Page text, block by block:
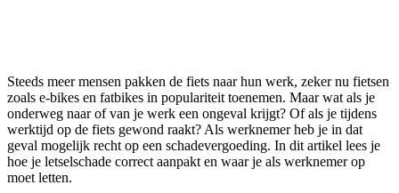
Steeds meer mensen pakken de fiets naar hun werk, zeker nu fietsen
zoals e-bikes en fatbikes in populariteit toenemen. Maar wat als je
onderweg naar of van je werk een ongeval krijgt? Of als je tijdens
werktijd op de fiets gewond raakt? Als werknemer heb je in dat
geval mogelijk recht op een schadevergoeding. In dit artikel lees je
hoe je letselschade correct aanpakt en waar je als werknemer op
moet letten.